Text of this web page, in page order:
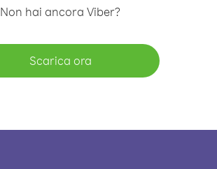
Non hai ancora Viber?
Scarica ora